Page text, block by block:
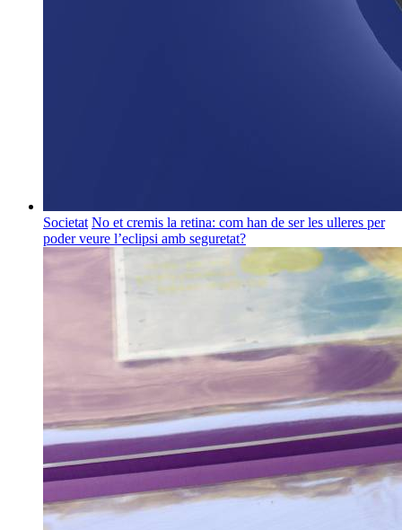
Societat No et cremis la retina: com han de ser les ulleres per
poder veure l’eclipsi amb seguretat?